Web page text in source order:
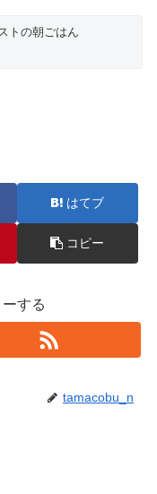
トの朝ごはん
はてブ
コピー
する
tamacobu_n